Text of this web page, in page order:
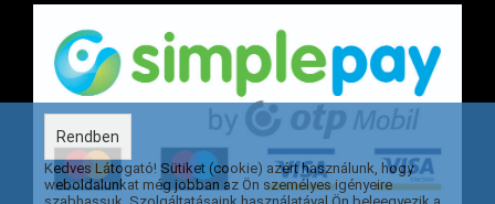
Rendben
Kedves Látogató! Sütiket (cookie) azért használunk, hogy
weboldalunkat még jobban az Ön személyes igényeire